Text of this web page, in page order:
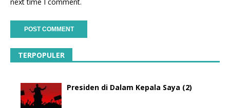
TERPOPULER
Presiden di Dalam Kepala Saya (2)